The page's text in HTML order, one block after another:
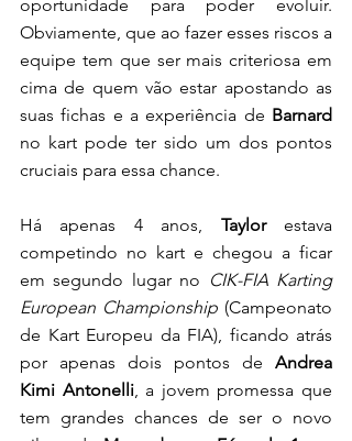
oportunidade para poder evoluir.
Obviamente, que ao fazer esses riscos a
equipe tem que ser mais criteriosa em
cima de quem vão estar apostando as
suas fichas e a experiência de
no kart pode ter sido um dos pontos
cruciais para essa chance.
Há apenas 4 anos, Taylor estava
competindo no kart e chegou a ficar
em segundo lugar no CIK-FIA Karting
European Championship (Campeonato
de Kart Europeu da FIA), ficando atrás
por apenas dois pontos de Andrea
Kimi Antonelli, a jovem promessa que
tem grandes chances de ser o novo